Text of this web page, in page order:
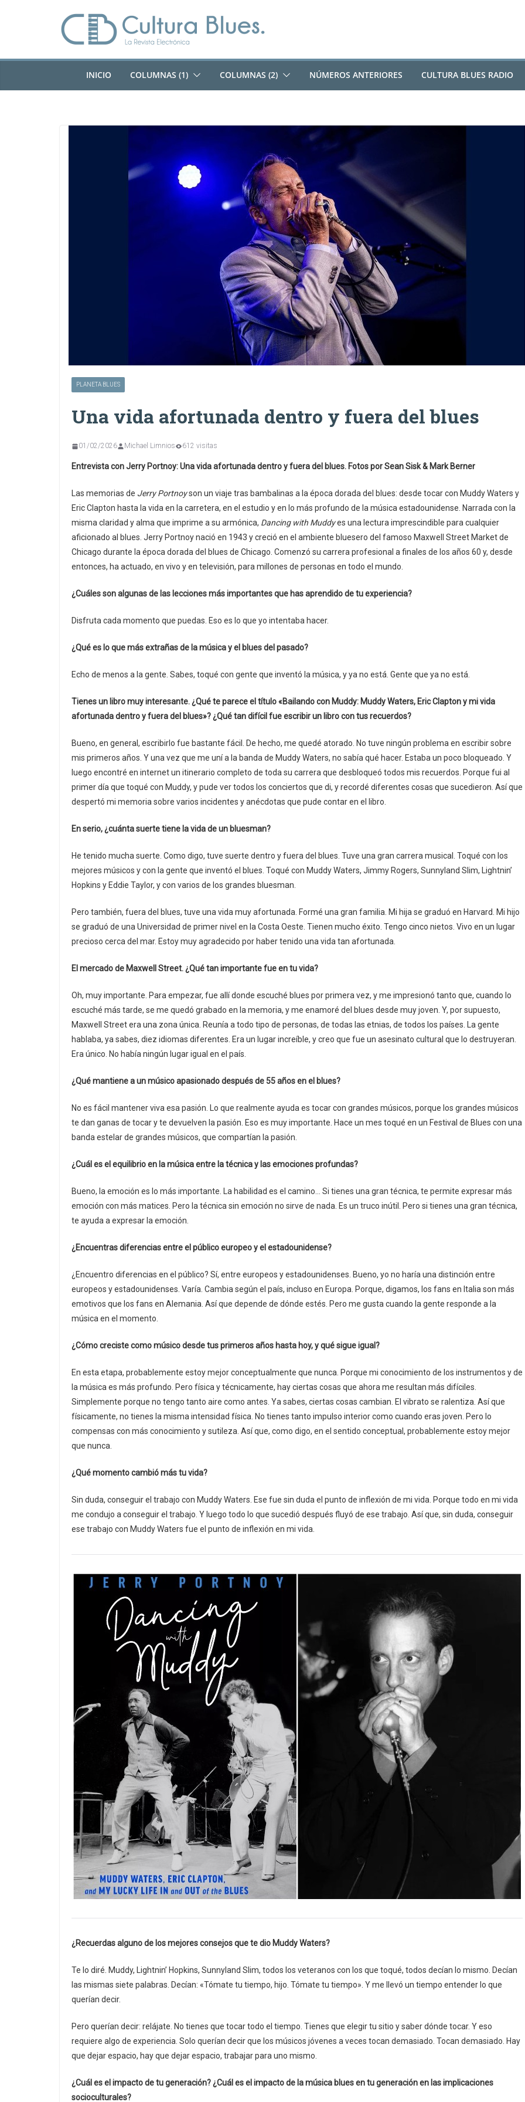
INICIO COLUMNAS (1) COLUMNAS (2) NÚMEROS ANTERIORES CULTURA BLUES RADIO
PLANETA BLUES
Una vida afortunada dentro y fuera del blues
01/02/2026 Michael Limnios 612 visitas
Entrevista con Jerry Portnoy: Una vida afortunada dentro y fuera del blues. Fotos por Sean Sisk & Mark Berner
Las memorias de Jerry Portnoyson un viaje tras bambalinas a la época dorada del blues: desde tocar con Muddy Waters y
Eric Clapton hasta la vida en la carretera, en el estudio y en lo más profundo de la música estadounidense. Narrada con la
misma claridad y alma que imprime a su armónica, Dancing with Muddyes una lectura imprescindible para cualquier
aficionado al blues. Jerry Portnoy nació en 1943 y creció en el ambiente bluesero del famoso Maxwell Street Market de
Chicago durante la época dorada del blues de Chicago. Comenzó su carrera profesional a finales de los años 60 y, desde
entonces, ha actuado, en vivo y en televisión, para millones de personas en todo el mundo.
¿Cuáles son algunas de las lecciones más importantes que has aprendido de tu experiencia?
Disfruta cada momento que puedas. Eso es lo que yo intentaba hacer.
¿Qué es lo que más extrañas de la música y el blues del pasado?
Echo de menos a la gente. Sabes, toqué con gente que inventó la música, y ya no está. Gente que ya no está.
Tienes un libro muy interesante. ¿Qué te parece el título «Bailando con Muddy: Muddy Waters, Eric Clapton y mi vida
afortunada dentro y fuera del blues»? ¿Qué tan difícil fue escribir un libro con tus recuerdos?
Bueno, en general, escribirlo fue bastante fácil. De hecho, me quedé atorado. No tuve ningún problema en escribir sobre
mis primeros años. Y una vez que me uní a la banda de Muddy Waters, no sabía qué hacer. Estaba un poco bloqueado. Y
luego encontré en internet un itinerario completo de toda su carrera que desbloqueó todos mis recuerdos. Porque fui al
primer día que toqué con Muddy, y pude ver todos los conciertos que di, y recordé diferentes cosas que sucedieron. Así que
despertó mi memoria sobre varios incidentes y anécdotas que pude contar en el libro.
En serio, ¿cuánta suerte tiene la vida de un bluesman?
He tenido mucha suerte. Como digo, tuve suerte dentro y fuera del blues. Tuve una gran carrera musical. Toqué con los
mejores músicos y con la gente que inventó el blues. Toqué con Muddy Waters, Jimmy Rogers, Sunnyland Slim, Lightnin’
Hopkins y Eddie Taylor, y con varios de los grandes bluesman.
Pero también, fuera del blues, tuve una vida muy afortunada. Formé una gran familia. Mi hija se graduó en Harvard. Mi hijo
se graduó de una Universidad de primer nivel en la Costa Oeste. Tienen mucho éxito. Tengo cinco nietos. Vivo en un lugar
precioso cerca del mar. Estoy muy agradecido por haber tenido una vida tan afortunada.
El mercado de Maxwell Street. ¿Qué tan importante fue en tu vida?
Oh, muy importante. Para empezar, fue allí donde escuché blues por primera vez, y me impresionó tanto que, cuando lo
escuché más tarde, se me quedó grabado en la memoria, y me enamoré del blues desde muy joven. Y, por supuesto,
Maxwell Street era una zona única. Reunía a todo tipo de personas, de todas las etnias, de todos los países. La gente
hablaba, ya sabes, diez idiomas diferentes. Era un lugar increíble, y creo que fue un asesinato cultural que lo destruyeran.
Era único. No había ningún lugar igual en el país.
¿Qué mantiene a un músico apasionado después de 55 años en el blues?
No es fácil mantener viva esa pasión. Lo que realmente ayuda es tocar con grandes músicos, porque los grandes músicos
te dan ganas de tocar y te devuelven la pasión. Eso es muy importante. Hace un mes toqué en un Festival de Blues con una
banda estelar de grandes músicos, que compartían la pasión.
¿Cuál es el equilibrio en la música entre la técnica y las emociones profundas?
Bueno, la emoción es lo más importante. La habilidad es el camino… Si tienes una gran técnica, te permite expresar más
emoción con más matices. Pero la técnica sin emoción no sirve de nada. Es un truco inútil. Pero si tienes una gran técnica,
te ayuda a expresar la emoción.
¿Encuentras diferencias entre el público europeo y el estadounidense?
¿Encuentro diferencias en el público? Sí, entre europeos y estadounidenses. Bueno, yo no haría una distinción entre
europeos y estadounidenses. Varía. Cambia según el país, incluso en Europa. Porque, digamos, los fans en Italia son más
emotivos que los fans en Alemania. Así que depende de dónde estés. Pero me gusta cuando la gente responde a la
música en el momento.
¿Cómo creciste como músico desde tus primeros años hasta hoy, y qué sigue igual?
En esta etapa, probablemente estoy mejor conceptualmente que nunca. Porque mi conocimiento de los instrumentos y de
la música es más profundo. Pero física y técnicamente, hay ciertas cosas que ahora me resultan más difíciles.
Simplemente porque no tengo tanto aire como antes. Ya sabes, ciertas cosas cambian. El vibrato se ralentiza. Así que
físicamente, no tienes la misma intensidad física. No tienes tanto impulso interior como cuando eras joven. Pero lo
compensas con más conocimiento y sutileza. Así que, como digo, en el sentido conceptual, probablemente estoy mejor
que nunca.
¿Qué momento cambió más tu vida?
Sin duda, conseguir el trabajo con Muddy Waters. Ese fue sin duda el punto de inflexión de mi vida. Porque todo en mi vida
me condujo a conseguir el trabajo. Y luego todo lo que sucedió después fluyó de ese trabajo. Así que, sin duda, conseguir
ese trabajo con Muddy Waters fue el punto de inflexión en mi vida.
¿Recuerdas alguno de los mejores consejos que te dio Muddy Waters?
Te lo diré. Muddy, Lightnin’ Hopkins, Sunnyland Slim, todos los veteranos con los que toqué, todos decían lo mismo. Decían
las mismas siete palabras. Decían: «Tómate tu tiempo, hijo. Tómate tu tiempo». Y me llevó un tiempo entender lo que
querían decir.
Pero querían decir: relájate. No tienes que tocar todo el tiempo. Tienes que elegir tu sitio y saber dónde tocar. Y eso
requiere algo de experiencia. Solo querían decir que los músicos jóvenes a veces tocan demasiado. Tocan demasiado. Hay
que dejar espacio, hay que dejar espacio, trabajar para uno mismo.
¿Cuál es el impacto de tu generación? ¿Cuál es el impacto de la música blues en tu generación en las implicaciones
socioculturales?